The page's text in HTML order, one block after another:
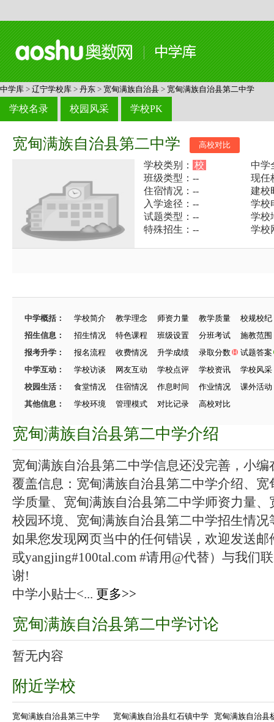
中学库 > 辽宁学校库 > 丹东 > 宽甸满族自治县 > 宽甸满族自治县第二中学
学校名录 校园风采 学校PK
宽甸满族自治县第二中学 高校对比
学校类别： 校
中学
班级类型：--
现任
住宿情况：--
建校
入学途径：--
学校
试题类型：--
学校
特殊招生：--
学校
中学概括： 学校简介 教学理念 师资力量 教学质量
校规校纪
招生信息：
招生情况 特色课程 班级设置 分班考试
施教范围
报考升学：
报名流程 收费情况 升学成绩 录取分数
试题答案
中学互动：
学校访谈 网友互动 学校点评 学校资讯
学校风采
校园生活：
食堂情况 住宿情况 作息时间 作业情况
课外活动
其他信息：
学校环境 管理模式 对比记录 高校对比
宽甸满族自治县第二中学介绍
宽甸满族自治县第二中学信息还没完善，小编
覆盖信息：宽甸满族自治县第二中学介绍、
学质量、宽甸满族自治县第二中学师资力量
校园环境、宽甸满族自治县第二中学招生情况
如果您发现网页当中的任何错误，欢迎发送邮
或yangjing#100tal.com #请用@代替）与我们
谢!
中学小贴士<... 更多>>
宽甸满族自治县第二中学讨论
暂无内容
附近学校
宽甸满族自治县第三中学 宽甸满族自治县红石镇中学 宽甸满族自治县